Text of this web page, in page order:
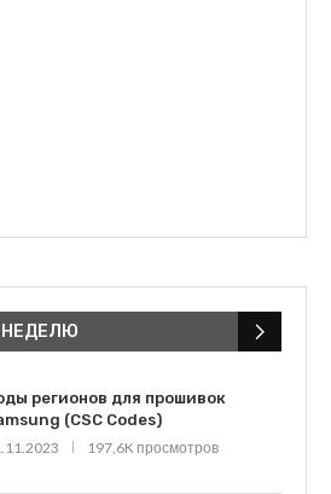
НЕДЕЛЮ
регионов для прошивок
(CSC Codes)
197,6K просмотров